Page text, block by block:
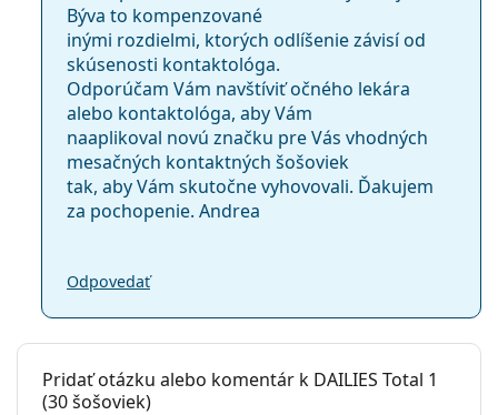
Býva to kompenzované
inými rozdielmi, ktorých odlíšenie závisí od
skúsenosti kontaktológa.
Odporúčam Vám navštíviť očného lekára
alebo kontaktológa, aby Vám
naaplikoval novú značku pre Vás vhodných
mesačných kontaktných šošoviek
tak, aby Vám skutočne vyhovovali. Ďakujem
za pochopenie. Andrea
Odpovedať
Pridať otázku alebo komentár k DAILIES Total 1
(30 šošoviek)